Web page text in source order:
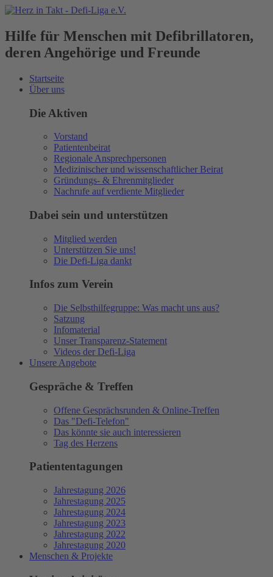
Hilfe für Menschen mit Defibrillatoren,
deren Angehörige und Freunde
Startseite
Über uns
Die Aktiven
Vorstand
Patientenbeirat
Regionale Ansprechpersonen
Medizinischer und wissenschaftlicher Beirat
Gründungs- & Ehrenmitglieder
Nachrufe auf verdiente Mitglieder
Dabei sein und unterstützen
Mitglied werden
Unterstützen Sie uns!
Die Defi-Liga dankt
Infos zum Verein
Die Selbsthilfegruppe: Was macht uns aus?
Satzung
Infomaterial
Unser Transparenz-Statement
Videos der Defi-Liga
Unsere Angebote
Gespräche & Treffen
Offene Gesprächsrunden & Online-Treffen
Das "Defi-Telefon"
Das könnte sie auch interessieren
Tag des Herzens
Patiententagungen
Jahrestagung 2026
Jahrestagung 2025
Jahrestagung 2024
Jahrestagung 2023
Jahrestagung 2022
Jahrestagung 2020
Menschen & Projekte